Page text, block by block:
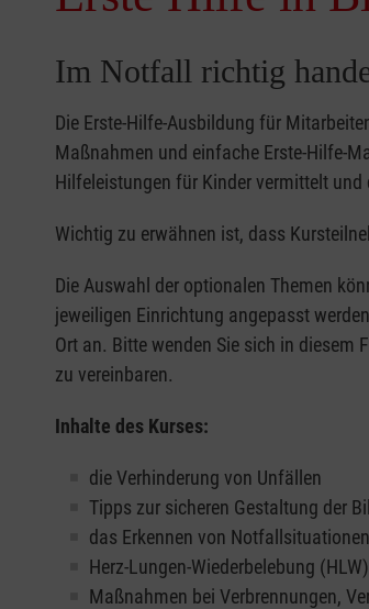
Im Notfall richtig
Die Erste-Hilfe-Ausbildung für
Maßnahmen und einfache Erste-Hilfe-
Hilfeleistungen für Kinder vermittelt
Wichtig zu erwähnen ist, dass
Die Auswahl der optionalen Themen
jeweiligen Einrichtung angepasst
Ort an. Bitte wenden Sie sich in diesem
zu vereinbaren.
Inhalte des Kurses:
die Verhinderung von Unfällen
Tipps zur sicheren Gestaltung der
das Erkennen von
Herz-Lungen-Wiederbelebung
Maßnahmen bei Verbrennungen,